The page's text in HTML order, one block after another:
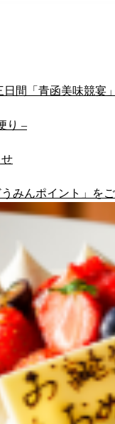
日間「青函美味競宴
り –
みんポイント」を